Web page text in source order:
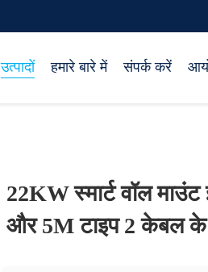
उत्पादों हमारे बारे में संपर्क करें
22KW स्मार्ट वॉल
और 5M टाइप 2 केबल